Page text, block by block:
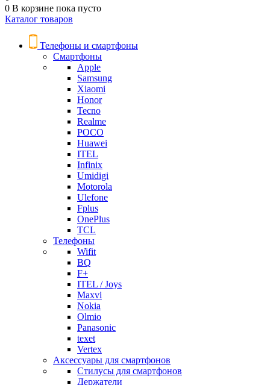
0 В корзине пока пусто
Каталог товаров
Телефоны и смартфоны
Смартфоны
Apple
Samsung
Xiaomi
Honor
Tecno
Realme
POCO
Huawei
ITEL
Infinix
Umidigi
Motorola
Ulefone
Fplus
OnePlus
TCL
Телефоны
Wifit
BQ
F+
ITEL / Joys
Maxvi
Nokia
Olmio
Panasonic
texet
Vertex
Аксессуары для смартфонов
Стилусы для смартфонов
Держатели